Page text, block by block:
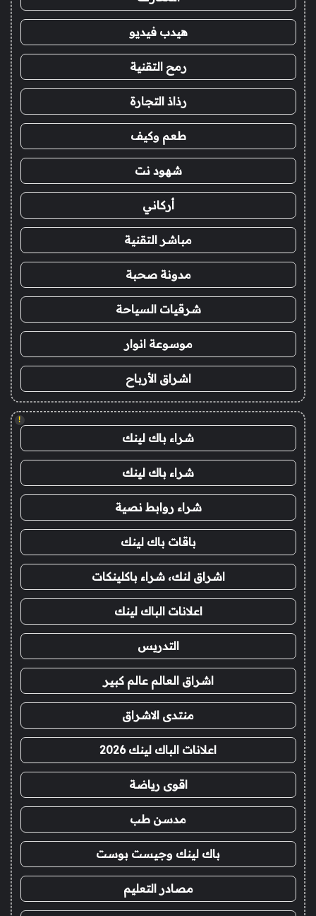
هيدب فيديو
رمح التقنية
رذاذ التجارة
طعم وكيف
شهود نت
أركاني
مباشر التقنية
مدونة صحبة
شرقيات السياحة
موسوعة انوار
اشراق الأرباح
!
شراء باك لينك
شراء باك لينك
شراء روابط نصية
باقات باك لينك
اشراق لنك، شراء باكلينكات
اعلانات الباك لينك
التدريس
اشراق العالم عالم كبير
منتدى الاشراق
اعلانات الباك لينك 2026
اقوى رياضة
مدسن طب
باك لينك وجيست بوست
مصادر التعليم